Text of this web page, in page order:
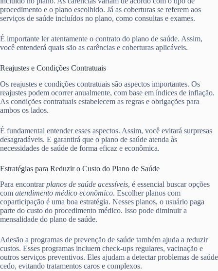
procedimento e o plano escolhido. Já as coberturas se referem aos
serviços de saúde incluídos no plano, como consultas e exames.
É importante ler atentamente o contrato do plano de saúde. Assim,
você entenderá quais são as carências e coberturas aplicáveis.
Reajustes e Condições Contratuais
Os reajustes e condições contratuais são aspectos importantes. Os
reajustes podem ocorrer anualmente, com base em índices de inflação.
As condições contratuais estabelecem as regras e obrigações para
ambos os lados.
É fundamental entender esses aspectos. Assim, você evitará surpresas
desagradáveis. E garantirá que o plano de saúde atenda às
necessidades de saúde de forma eficaz e econômica.
Estratégias para Reduzir o Custo do Plano de Saúde
Para encontrarplanos de saúde acessíveis, é essencial buscar opções
com atendimento médico econômico. Escolher planos com
coparticipação é uma boa estratégia. Nesses planos, o usuário paga
parte do custo do procedimento médico. Isso pode diminuir a
mensalidade do plano de saúde.
Adesão a programas de prevenção de saúde também ajuda a reduzir
custos. Esses programas incluem check-ups regulares, vacinação e
outros serviços preventivos. Eles ajudam a detectar problemas de saúde
cedo, evitando tratamentos caros e complexos.